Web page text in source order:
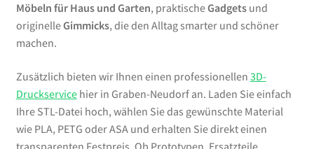
Möbeln für Haus und Garten, praktischeGadgetsund
originelleGimmicks, die den Alltag smarter und schöner
machen.
Zusätzlich bieten wir Ihnen einen professionellen 3D-
Druckservicehier in Graben-Neudorf an. Laden Sie einfach
Ihre STL-Datei hoch, wählen Sie das gewünschte Material
wie PLA, PETG oder ASA und erhalten Sie direkt einen
transparenten Festpreis. Ob Prototypen, Ersatzteile,